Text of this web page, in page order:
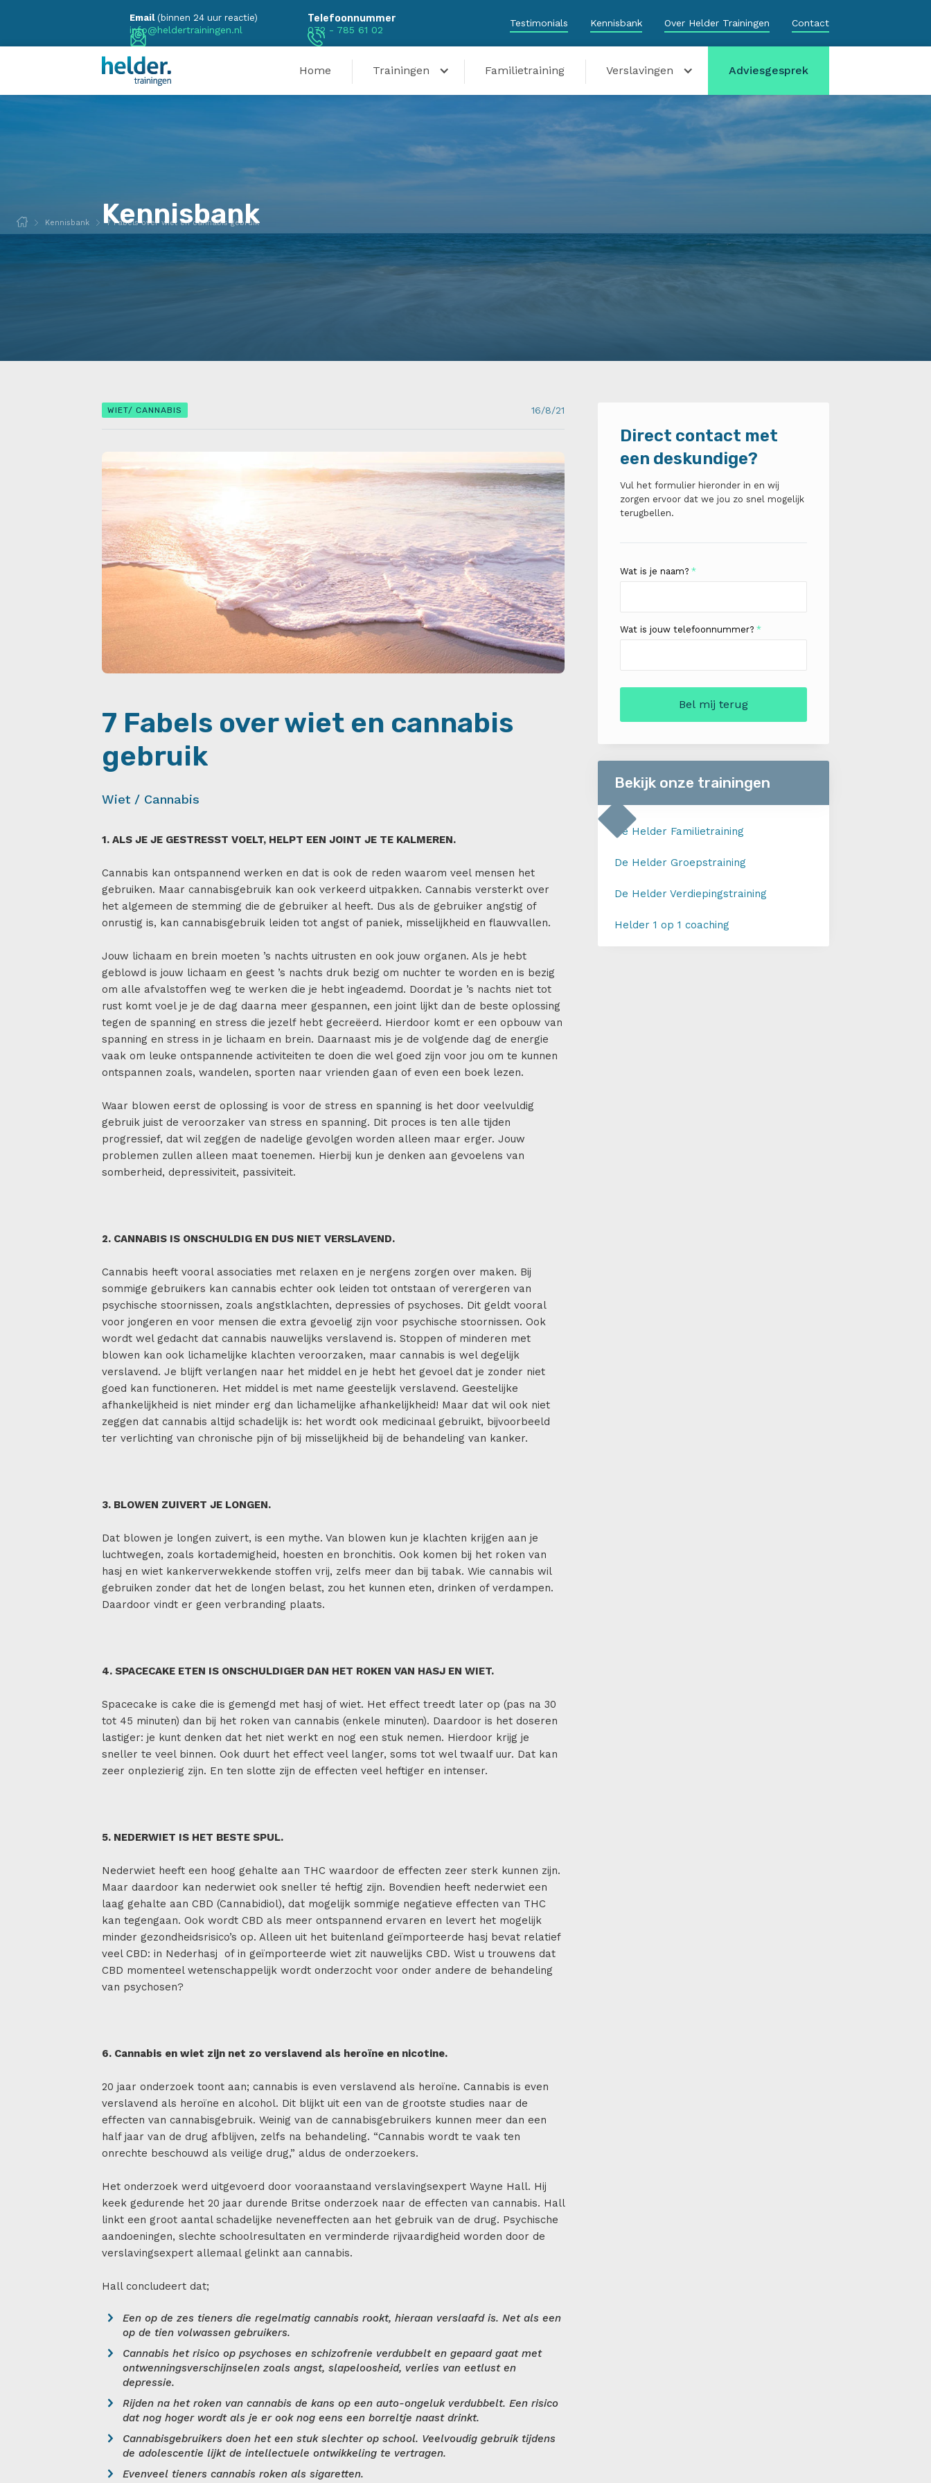
Email(binnen 24 uur reactie)
info@heldertrainingen.nl
Telefoonnummer
072 - 785 61 02
Testimonials Kennisbank Over Helder Trainingen Contact
Home Trainingen Familietraining Verslavingen Adviesgesprek
Kennisbank
Kennisbank 7 Fabels over wiet en cannabis gebruik
WIET/ CANNABIS 16/8/21
7 Fabels over wiet en cannabis
gebruik
Wiet / Cannabis
1. ALS JE JE GESTRESST VOELT, HELPT EEN JOINT JE TE KALMEREN.
Cannabis kan ontspannend werken en dat is ook de reden waarom veel mensen het
gebruiken. Maar cannabisgebruik kan ook verkeerd uitpakken. Cannabis versterkt over
het algemeen de stemming die de gebruiker al heeft. Dus als de gebruiker angstig of
onrustig is, kan cannabisgebruik leiden tot angst of paniek, misselijkheid en flauwvallen.
Jouw lichaam en brein moeten ’s nachts uitrusten en ook jouw organen. Als je hebt
geblowd is jouw lichaam en geest ’s nachts druk bezig om nuchter te worden en is bezig
om alle afvalstoffen weg te werken die je hebt ingeademd. Doordat je ’s nachts niet tot
rust komt voel je je de dag daarna meer gespannen, een joint lijkt dan de beste oplossing
tegen de spanning en stress die jezelf hebt gecreëerd. Hierdoor komt er een opbouw van
spanning en stress in je lichaam en brein. Daarnaast mis je de volgende dag de energie
vaak om leuke ontspannende activiteiten te doen die wel goed zijn voor jou om te kunnen
ontspannen zoals, wandelen, sporten naar vrienden gaan of even een boek lezen.
Waar blowen eerst de oplossing is voor de stress en spanning is het door veelvuldig
gebruik juist de veroorzaker van stress en spanning. Dit proces is ten alle tijden
progressief, dat wil zeggen de nadelige gevolgen worden alleen maar erger. Jouw
problemen zullen alleen maat toenemen. Hierbij kun je denken aan gevoelens van
somberheid, depressiviteit, passiviteit.
2. CANNABIS IS ONSCHULDIG EN DUS NIET VERSLAVEND.
Cannabis heeft vooral associaties met relaxen en je nergens zorgen over maken. Bij
sommige gebruikers kan cannabis echter ook leiden tot ontstaan of verergeren van
psychische stoornissen, zoals angstklachten, depressies of psychoses. Dit geldt vooral
voor jongeren en voor mensen die extra gevoelig zijn voor psychische stoornissen. Ook
wordt wel gedacht dat cannabis nauwelijks verslavend is. Stoppen of minderen met
blowen kan ook lichamelijke klachten veroorzaken, maar cannabis is wel degelijk
verslavend. Je blijft verlangen naar het middel en je hebt het gevoel dat je zonder niet
goed kan functioneren. Het middel is met name geestelijk verslavend. Geestelijke
afhankelijkheid is niet minder erg dan lichamelijke afhankelijkheid! Maar dat wil ook niet
zeggen dat cannabis altijd schadelijk is: het wordt ook medicinaal gebruikt, bijvoorbeeld
ter verlichting van chronische pijn of bij misselijkheid bij de behandeling van kanker.
3. BLOWEN ZUIVERT JE LONGEN.
Dat blowen je longen zuivert, is een mythe. Van blowen kun je klachten krijgen aan je
luchtwegen, zoals kortademigheid, hoesten en bronchitis. Ook komen bij het roken van
hasj en wiet kankerverwekkende stoffen vrij, zelfs meer dan bij tabak. Wie cannabis wil
gebruiken zonder dat het de longen belast, zou het kunnen eten, drinken of verdampen.
Daardoor vindt er geen verbranding plaats.
4. SPACECAKE ETEN IS ONSCHULDIGER DAN HET ROKEN VAN HASJ EN WIET.
Spacecake is cake die is gemengd met hasj of wiet. Het effect treedt later op (pas na 30
tot 45 minuten) dan bij het roken van cannabis (enkele minuten). Daardoor is het doseren
lastiger: je kunt denken dat het niet werkt en nog een stuk nemen. Hierdoor krijg je
sneller te veel binnen. Ook duurt het effect veel langer, soms tot wel twaalf uur. Dat kan
zeer onplezierig zijn. En ten slotte zijn de effecten veel heftiger en intenser.
5. NEDERWIET IS HET BESTE SPUL.
Nederwiet heeft een hoog gehalte aan THC waardoor de effecten zeer sterk kunnen zijn.
Maar daardoor kan nederwiet ook sneller té heftig zijn. Bovendien heeft nederwiet een
laag gehalte aan CBD (Cannabidiol), dat mogelijk sommige negatieve effecten van THC
kan tegengaan. Ook wordt CBD als meer ontspannend ervaren en levert het mogelijk
minder gezondheidsrisico’s op. Alleen uit het buitenland geïmporteerde hasj bevat relatief
veel CBD: in Nederhasj of in geïmporteerde wiet zit nauwelijks CBD. Wist u trouwens dat
CBD momenteel wetenschappelijk wordt onderzocht voor onder andere de behandeling
van psychosen?
6. Cannabis en wiet zijn net zo verslavend als heroïne en nicotine.
20 jaar onderzoek toont aan; cannabis is even verslavend als heroïne. Cannabis is even
verslavend als heroïne en alcohol. Dit blijkt uit een van de grootste studies naar de
effecten van cannabisgebruik. Weinig van de cannabisgebruikers kunnen meer dan een
half jaar van de drug afblijven, zelfs na behandeling. “Cannabis wordt te vaak ten
onrechte beschouwd als veilige drug,” aldus de onderzoekers.
Het onderzoek werd uitgevoerd door vooraanstaand verslavingsexpert Wayne Hall. Hij
keek gedurende het 20 jaar durende Britse onderzoek naar de effecten van cannabis. Hall
linkt een groot aantal schadelijke neveneffecten aan het gebruik van de drug. Psychische
aandoeningen, slechte schoolresultaten en verminderde rijvaardigheid worden door de
verslavingsexpert allemaal gelinkt aan cannabis.
Hall concludeert dat;
Een op de zes tieners die regelmatig cannabis rookt, hieraan verslaafd is. Net als een
op de tien volwassen gebruikers.
Cannabis het risico op psychoses en schizofrenie verdubbelt en gepaard gaat met
ontwenningsverschijnselen zoals angst, slapeloosheid, verlies van eetlust en
depressie.
Rijden na het roken van cannabis de kans op een auto-ongeluk verdubbelt. Een risico
dat nog hoger wordt als je er ook nog eens een borreltje naast drinkt.
Cannabisgebruikers doen het een stuk slechter op school. Veelvoudig gebruik tijdens
de adolescentie lijkt de intellectuele ontwikkeling te vertragen.
Evenveel tieners cannabis roken als sigaretten.
Direct contact met
een deskundige?
Vul het formulier hieronder in en wij
zorgen ervoor dat we jou zo snel mogelijk
terugbellen.
Wat is je naam? *
Wat is jouw telefoonnummer? *
Bekijk onze trainingen
De Helder Familietraining
De Helder Groepstraining
De Helder Verdiepingstraining
Helder 1 op 1 coaching